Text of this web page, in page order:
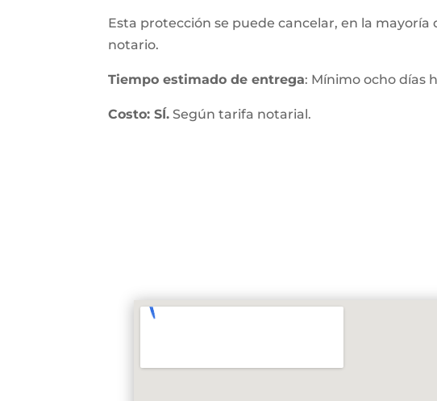
Esta protección se puede cancelar, en la
notario.
Tiempo estimado de entrega: Mínimo ocho días
Costo: SÍ. Según tarifa notarial.